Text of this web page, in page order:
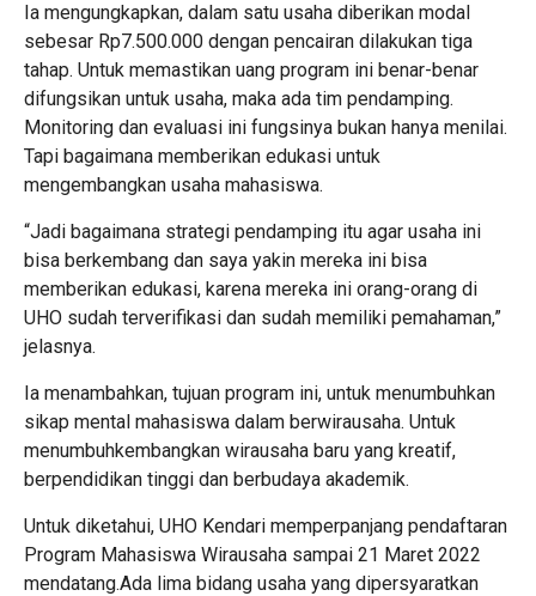
Ia mengungkapkan, dalam satu usaha diberikan modal
sebesar Rp7.500.000 dengan pencairan dilakukan tiga
tahap. Untuk memastikan uang program ini benar-benar
difungsikan untuk usaha, maka ada tim pendamping.
Monitoring dan evaluasi ini fungsinya bukan hanya menilai.
Tapi bagaimana memberikan edukasi untuk
mengembangkan usaha mahasiswa.
“Jadi bagaimana strategi pendamping itu agar usaha ini
bisa berkembang dan saya yakin mereka ini bisa
memberikan edukasi, karena mereka ini orang-orang di
UHO sudah terverifikasi dan sudah memiliki pemahaman,”
jelasnya.
Ia menambahkan, tujuan program ini, untuk menumbuhkan
sikap mental mahasiswa dalam berwirausaha. Untuk
menumbuhkembangkan wirausaha baru yang kreatif,
berpendidikan tinggi dan berbudaya akademik.
Untuk diketahui, UHO Kendari memperpanjang pendaftaran
Program Mahasiswa Wirausaha sampai 21 Maret 2022
mendatang.Ada lima bidang usaha yang dipersyaratkan